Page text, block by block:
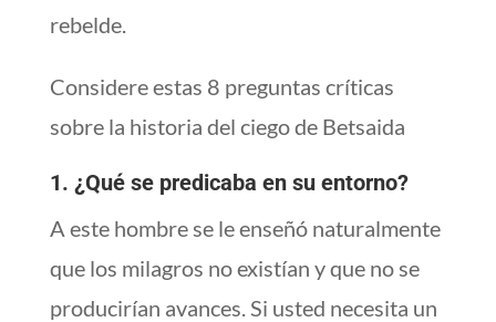
rebelde.
Considere estas 8 preguntas críticas
sobre la historia del ciego de Betsaida
1. ¿Qué se predicaba en su entorno?
A este hombre se le enseñó naturalmente
que los milagros no existían y que no se
producirían avances. Si usted necesita un